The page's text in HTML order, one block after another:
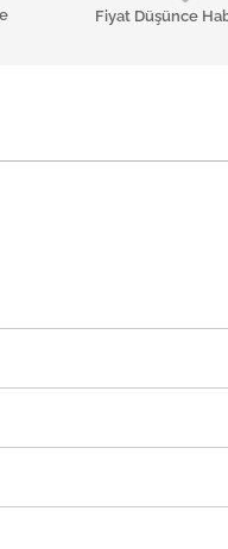
Fiyat Düşünce